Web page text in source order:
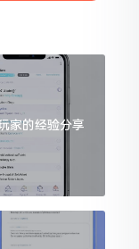
家的经验分享